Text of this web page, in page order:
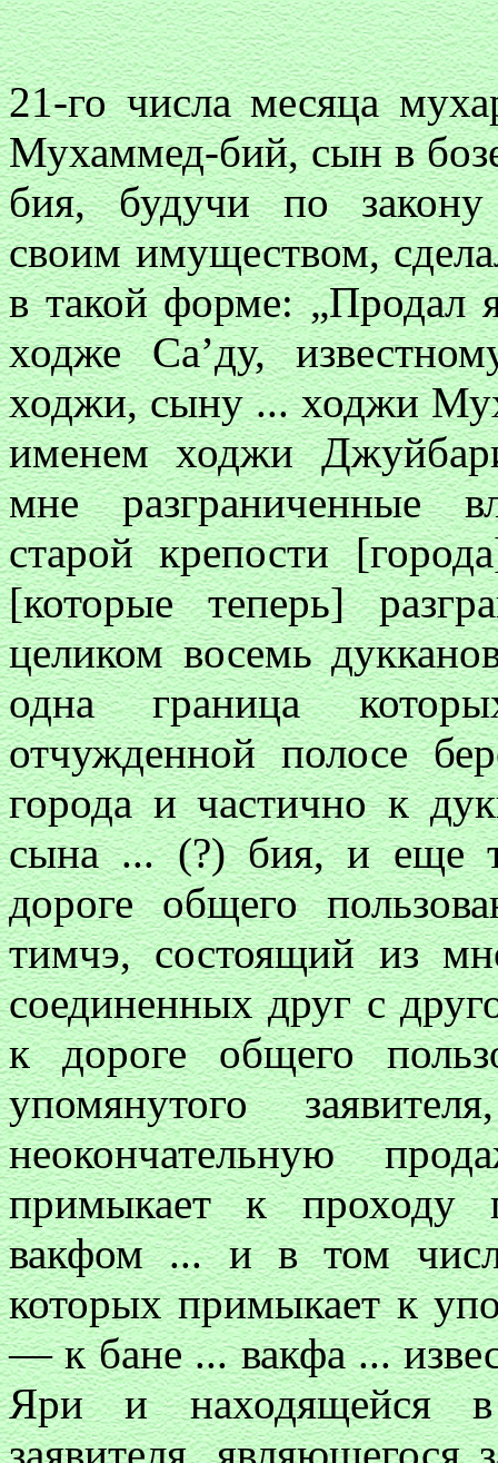
21-го числа месяца
Мухаммед-бий, сын в
бия, будучи по закону
своим имуществом,
в такой форме: „Продал
ходже Са’ду,
ходжи, сыну ... ходжи
именем ходжи
мне разграниченные
старой крепости
[которые теперь]
целиком восемь
одна граница
отчужденной полосе
города и частично к
сына ... (?) бия, и еще
дороге общего
тимчэ, состоящий из
соединенных друг с
к дороге общего
упомянутого
неокончательную
примыкает к проходу
вакфом ... и в том
которых примыкает к
— к бане ... вакфа ...
Яри и находящейся в